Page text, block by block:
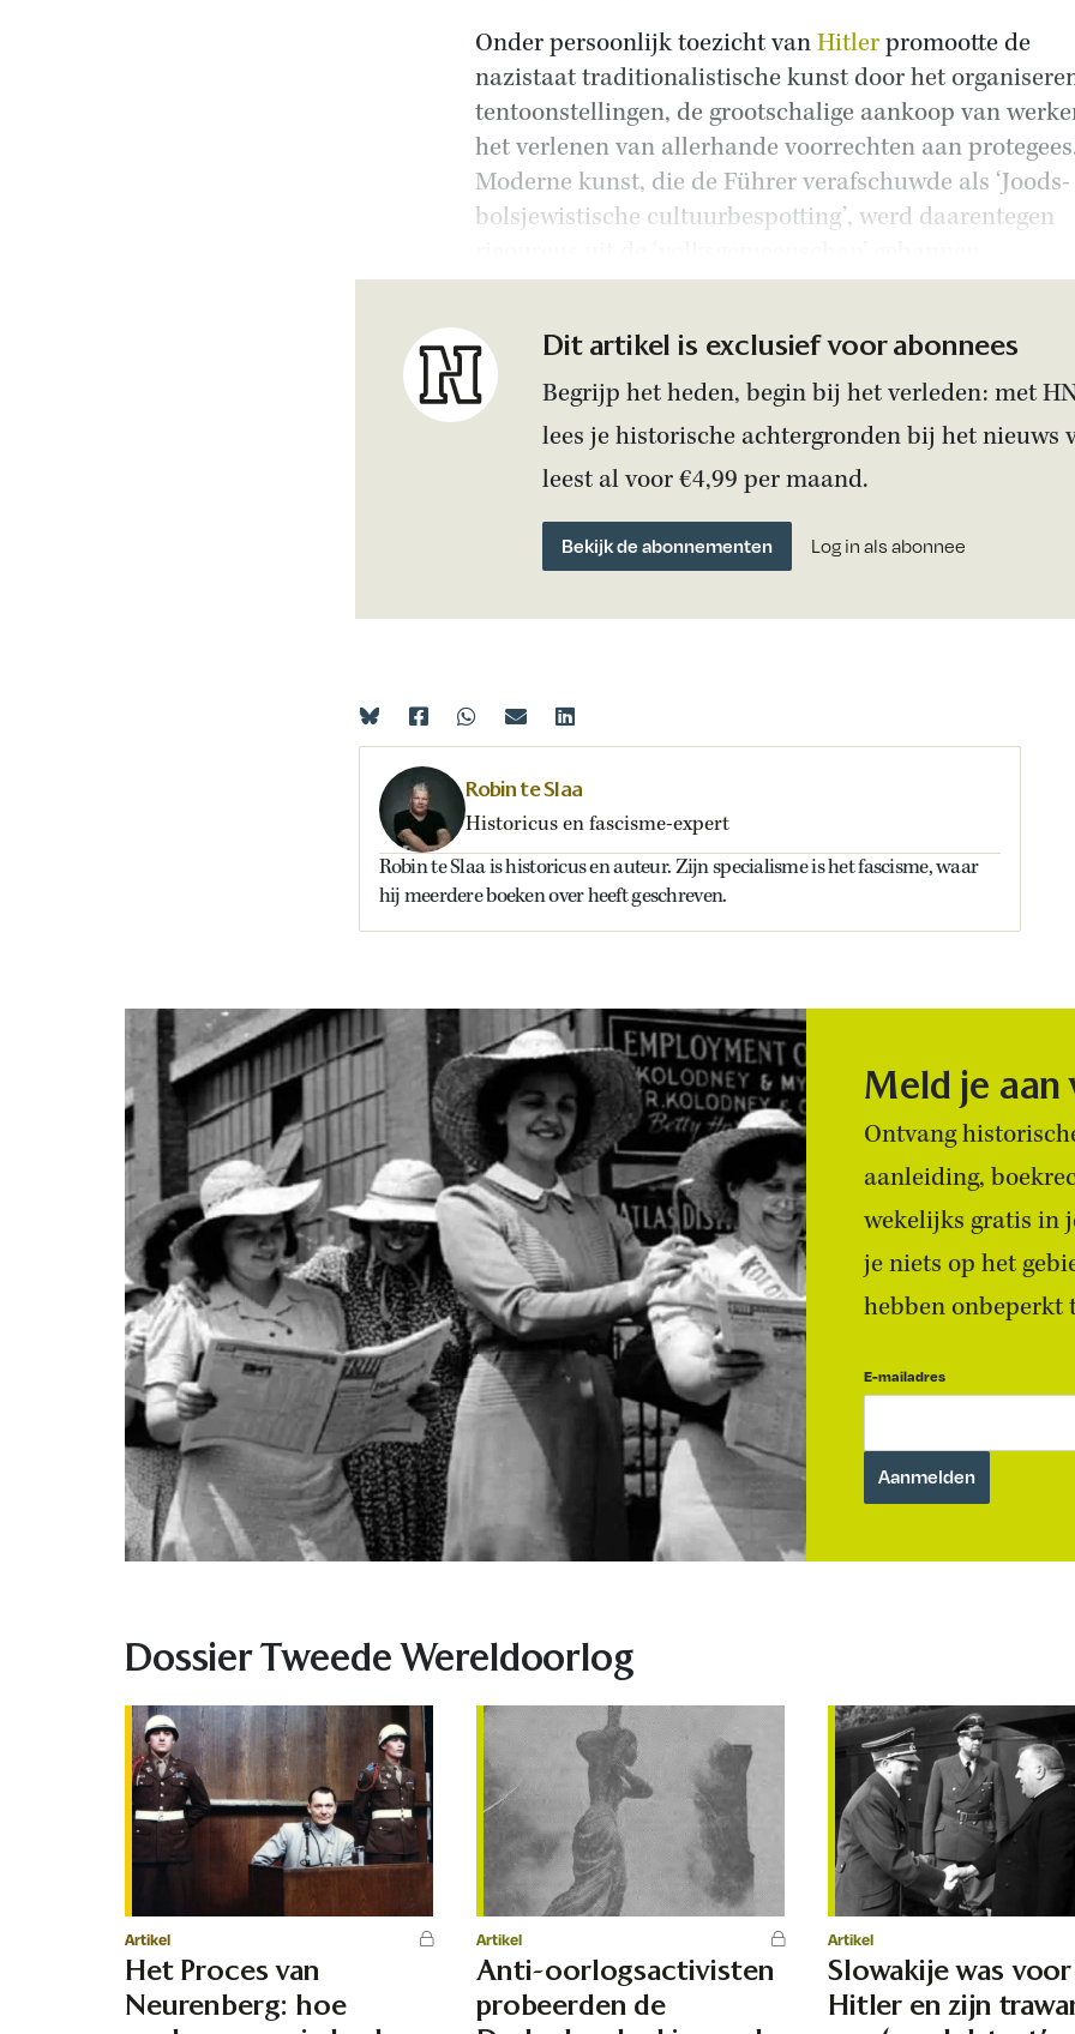
Onder persoonlijk toezicht vanHitlerpromootte de
nazistaat traditionalistische kunst door het
tentoonstellingen, de grootschalige aankoop van
het verlenen van allerhande voorrechten aan
Moderne kunst, die de Führer verafschuwde als ‘Joods-
bolsjewistische cultuurbespotting’, werd daarentegen
Dit artikel is exclusief voor abonnees
Begrijp het heden, begin bij het verleden: met
lees je historische achtergronden bij het nieuws
leest al voor €4,99 per maand.
Bekijk de abonnementen Log in als abonnee
Robin te Slaa
Historicus en fascisme-expert
Robin te Slaa is historicus en auteur. Zijn specialisme is het fascisme, waar
hij meerdere boeken over heeft geschreven.
Meld je
Ontvang
aanleiding,
wekelijks gratis in
je niets op het
hebben onbeperkt
E-mailadres
Dossier Tweede Wereldoorlog
Artikel
Het Proces van
Neurenberg: hoe
Artikel
Anti-oorlogsactivisten
probeerden de
Artikel
Slowakije was voor
Hitler en zijn